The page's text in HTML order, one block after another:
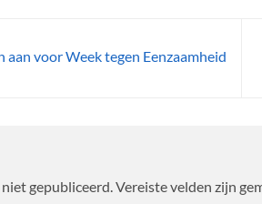
voor Week tegen Eenzaamheid
gepubliceerd.Vereiste velden zijn